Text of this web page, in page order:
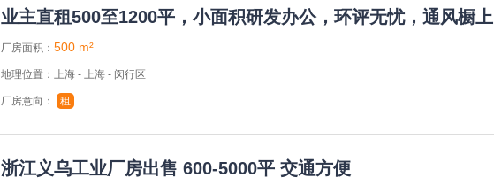
业主直租500至1200平，小面积研发办公，环评无忧，通风橱上
下水好做 可环评！
厂房面积： 500 m²
地理位置：上海 - 上海 - 闵行区
厂房意向： 租
浙江义乌工业厂房出售 600-5000平 交通方便